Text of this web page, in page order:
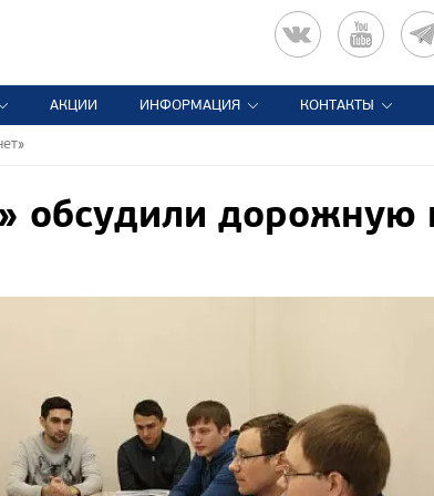
АКЦИИ ИНФОРМАЦИЯ КОНТАКТЫ
обсудили дорожную